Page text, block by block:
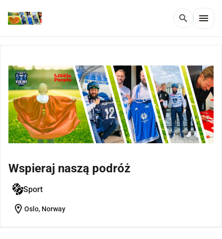
search menu
Wspieraj naszą podróż
Sport
location_on Oslo, Norway